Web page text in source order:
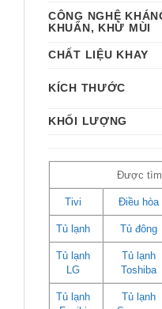
CÔNG NGHỆ
KHUẨN, KHỬ MÙI
CHẤT LIỆU KHAY
KÍCH THƯỚC
KHỐI LƯỢNG
Được tìm
Tivi Điều hòa
Tủ lạnh Tủ đông
Tủ lạnh
LG
Tủ lạnh
Toshiba
Tủ lạnh
Tủ lạnh